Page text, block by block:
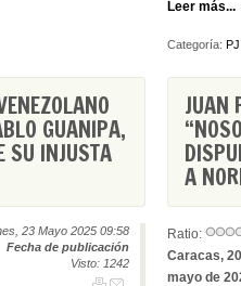
Leer más...
Categoría:
GUANIPA,
SU INJUSTA
23 Mayo 2025 09:58
Fecha de publicación
Visto: 1242
JUAN
A
Ratio:
Caracas,
mayo de